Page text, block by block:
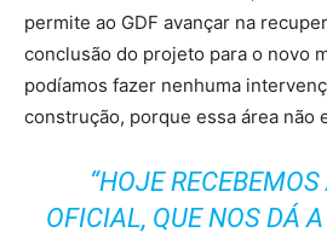
permite ao GDF avançar na
conclusão do projeto para o novo
podíamos fazer nenhuma
construção, porque essa área não
“HOJE
OFICIAL, QUE NOS DÁ